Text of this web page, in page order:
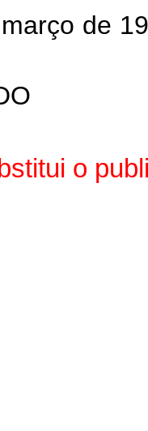
de
o